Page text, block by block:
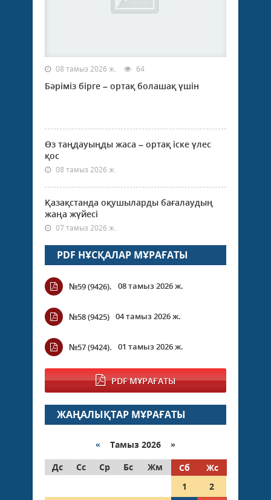
08 тамыз 2026 ж. 64
Бәріміз бірге – ортақ болашақ үшін
Өз таңдауыңды жаса – ортақ іске үлес
қос
08 тамыз 2026 ж.
Қазақстанда оқушыларды бағалаудың
жаңа жүйесі
07 тамыз 2026 ж.
PDF НҰСҚАЛАР МҰРАҒАТЫ
№59 (9426). 08 тамыз 2026 ж.
№58 (9425) 04 тамыз 2026 ж.
№57 (9424). 01 тамыз 2026 ж.
PDF МҰРАҒАТЫ
ЖАҢАЛЫҚТАР МҰРАҒАТЫ
« Тамыз 2026 »
Дс
Сс Ср Бс Жм Сб
Жс
1
2